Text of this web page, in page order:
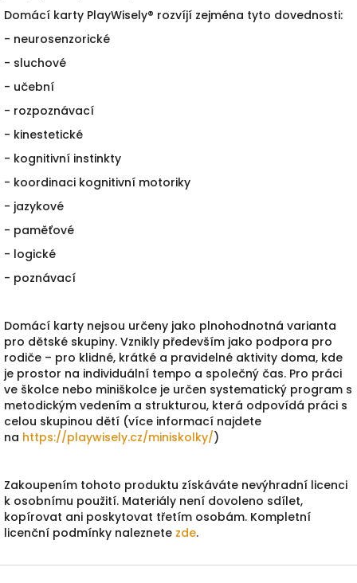
Domácí karty PlayWisely® rozvíjí zejména tyto dovednosti:
- neurosenzorické
- sluchové
- učební
- rozpoznávací
- kinestetické
- kognitivní instinkty
- koordinaci kognitivní motoriky
- jazykové
- paměťové
- logické
- poznávací
Domácí karty nejsou určeny jako plnohodnotná varianta
pro dětské skupiny. Vznikly především jako podpora pro
rodiče – pro klidné, krátké a pravidelné aktivity doma, kde
je prostor na individuální tempo a společný čas. Pro práci
ve školce nebo miniškolce je určen systematický program s
metodickým vedením a strukturou, která odpovídá práci s
celou skupinou dětí (více informací najdete
na https://playwisely.cz/miniskolky/)
Zakoupením tohoto produktu získáváte nevýhradní licenci
k osobnímu použití. Materiály není dovoleno sdílet,
kopírovat ani poskytovat třetím osobám. Kompletní
licenční podmínky naleznete zde.
Z